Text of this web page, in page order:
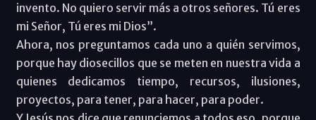
invento. No quiero servir más a otros señores. Tú eres
mi Señor, Tú eres mi Dios”.
Ahora, nos preguntamos cada uno a quién servimos,
porque hay diosecillos que se meten en nuestra vida a
quienes dedicamos tiempo, recursos, ilusiones,
proyectos, para tener, para hacer, para poder.